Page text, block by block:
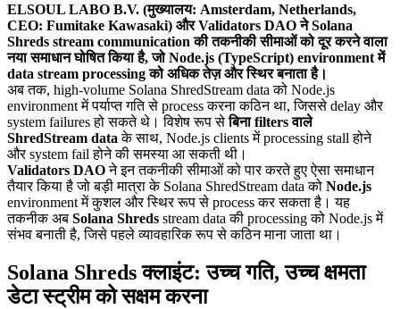
ELSOUL LABO B.V. (मुख्यालय: Amsterdam, Netherlands,
CEO: Fumitake Kawasaki) और Validators DAO ने Solana
Shreds stream communication की तकनीकी सीमाओं को दूर करने वाला
नया समाधान घोषित किया है, जो Node.js (TypeScript) environment में
data stream processing को अधिक तेज़ और स्थिर बनाता है।
अब तक, high-volume Solana ShredStream data को Node.js
environment में पर्याप्त गति से process करना कठिन था, जिससे delay और
system failures हो सकते थे। विशेष रूप सेबिना filters वाले
ShredStream data के साथ, Node.js clients में processing stall होने
और system fail होने की समस्या आ सकती थी।
Validators DAOने इन तकनीकी सीमाओं को पार करते हुए ऐसा समाधान
तैयार किया है जो बड़ी मात्रा के Solana ShredStream data को Node.js
environment में कुशल और स्थिर रूप से process कर सकता है। यह
तकनीक अब Solana Shreds stream data की processing को Node.js में
संभव बनाती है, जिसे पहले व्यावहारिक रूप से कठिन माना जाता था।
Solana Shreds क्लाइंट: उच्च गति, उच्च क्षमता
डेटा स्ट्रीम को सक्षम करना